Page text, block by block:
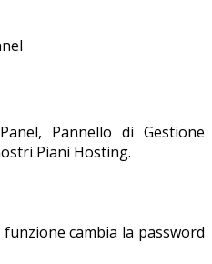
Pannello di Gestione
Piani Hosting.
cambia la password